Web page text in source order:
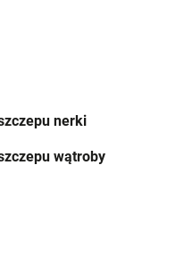
nerki
wątroby